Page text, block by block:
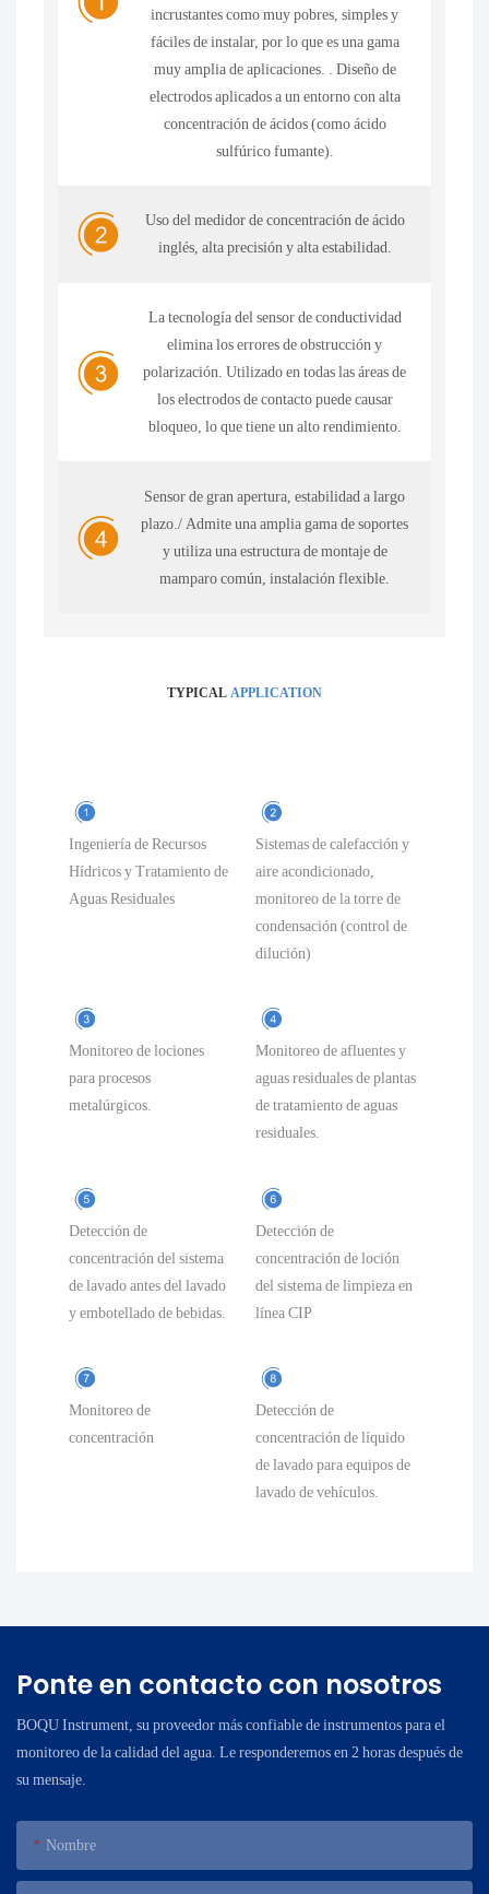
incrustantes como muy pobres, simples y
fáciles de instalar, por lo que es una gama
muy amplia de aplicaciones. . Diseño de
electrodos aplicados a un entorno con alta
concentración de ácidos (como ácido
sulfúrico fumante).
Uso del medidor de concentración de ácido
inglés, alta precisión y alta estabilidad.
La tecnología del sensor de conductividad
elimina los errores de obstrucción y
polarización. Utilizado en todas las áreas de
los electrodos de contacto puede causar
bloqueo, lo que tiene un alto rendimiento.
Sensor de gran apertura, estabilidad a largo
plazo./ Admite una amplia gama de soportes
y utiliza una estructura de montaje de
mamparo común, instalación flexible.
TYPICAL APPLICATION
Ingeniería de Recursos
Hídricos y Tratamiento de
Aguas Residuales
Sistemas de calefacción y
aire acondicionado,
monitoreo de la torre de
condensación (control de
dilución)
Monitoreo de lociones
para procesos
metalúrgicos.
Monitoreo de afluentes y
aguas residuales de plantas
de tratamiento de aguas
residuales.
Detección de
concentración del sistema
de lavado antes del lavado
y embotellado de bebidas.
Detección de
concentración de loción
del sistema de limpieza en
línea CIP
Monitoreo de
concentración
Detección de
concentración de líquido
de lavado para equipos de
lavado de vehículos.
Ponte en contacto con nosotros
BOQU Instrument, su proveedor más confiable de instrumentos para el
monitoreo de la calidad del agua. Le responderemos en 2 horas después de
su mensaje.
Nombre